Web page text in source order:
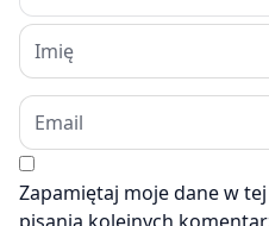
Zapamiętaj moje dane w